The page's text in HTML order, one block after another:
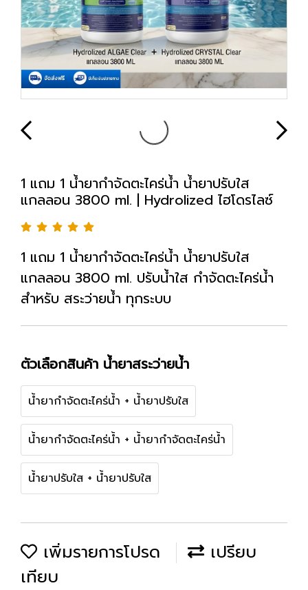
1 แถม 1 น้ำยากำจัดตะไคร่น้ำ น้ำยาปรับใส
แกลลอน 3800 ml. | Hydrolized ไฮโดรไลซ์
1 แถม 1 น้ำยากำจัดตะไคร่น้ำ น้ำยาปรับใส
แกลลอน 3800 ml. ปรับน้ำใส กำจัดตะไคร่น้ำ
สำหรับ สระว่ายน้ำ ทุกระบบ
ตัวเลือกสินค้า น้ำยาสระว่ายน้ำ
น้ำยากำจัดตะไคร่น้ำ + น้ำยาปรับใส
น้ำยากำจัดตะไคร่น้ำ + น้ำยากำจัดตะไคร่น้ำ
น้ำยาปรับใส + น้ำยาปรับใส
เพิ่มรายการโปรด
เปรียบ
เทียบ